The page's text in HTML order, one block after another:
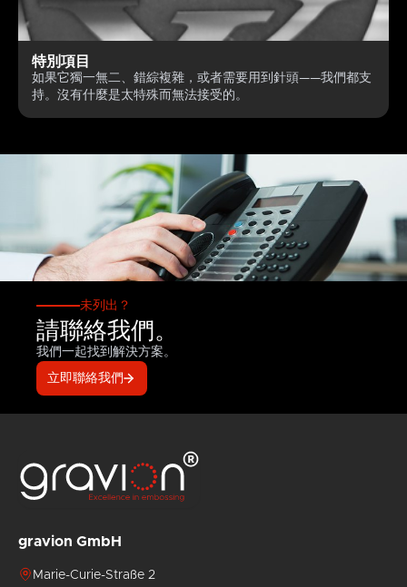
特別項目
如果它獨一無二、錯綜複雜，或者需要用到針頭——我們都支
持。沒有什麼是太特殊而無法接受的。
未列出？
請聯絡我們。
我們一起找到解決方案。
立即聯絡我們
gravion GmbH
Marie-Curie-Straße 2